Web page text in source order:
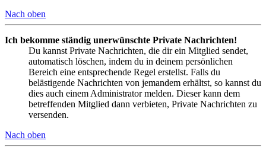
Nach oben
Ich bekomme ständig unerwünschte Private Nachrichten!
Du kannst Private Nachrichten, die dir ein Mitglied sendet,
automatisch löschen, indem du in deinem persönlichen
Bereich eine entsprechende Regel erstellst. Falls du
belästigende Nachrichten von jemandem erhältst, so kannst du
dies auch einem Administrator melden. Dieser kann dem
betreffenden Mitglied dann verbieten, Private Nachrichten zu
versenden.
Nach oben